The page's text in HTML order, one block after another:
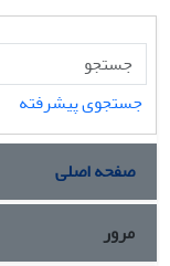
جستجوی پیشرفته
صفحه اصلی
مرور